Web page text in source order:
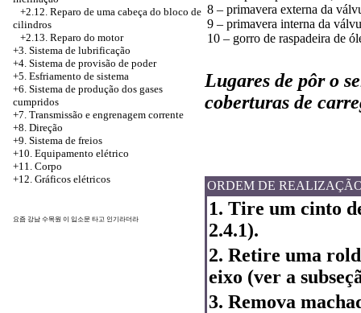
+2.12. Reparo de uma cabeça do bloco de
cilindros
+2.13. Reparo do motor
+3. Sistema de lubrificação
+4. Sistema de provisão de poder
+5. Esfriamento de sistema
+6. Sistema de produção dos gases
cumpridos
+7. Transmissão e engrenagem corrente
+8. Direção
+9. Sistema de freios
+10. Equipamento elétrico
+11. Corpo
+12. Gráficos elétricos
요즘 강남 수목원 이 입소문 타고 인기라더라
8 – primavera externa da
9 – primavera interna da
10 – gorro de raspadeira de
Lugares de pôr o
coberturas de
ORDEM DE
1. Tire um cinto
2.4.1).
2. Retire uma
eixo (ver a
3. Remova